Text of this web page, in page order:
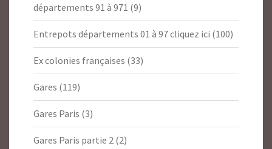
départements 91 à 971 (9)
Entrepots départements 01 à 97 cliquez ici (100)
Ex colonies françaises (33)
Gares (119)
Gares Paris (3)
Gares Paris partie 2 (2)